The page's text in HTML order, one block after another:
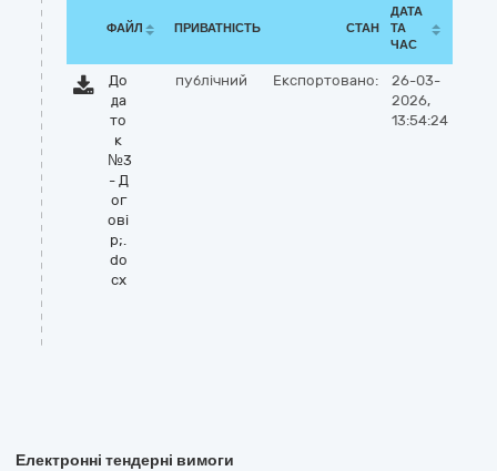
ФАЙЛ ПРИВАТНІСТЬ СТАН
ДАТА
ТА
ЧАС
До
да
то
к
№3
- Д
ог
ові
р;.
do
cx
публічний Експортовано:
26-03-
2026,
13:54:24
Електронні тендерні вимоги